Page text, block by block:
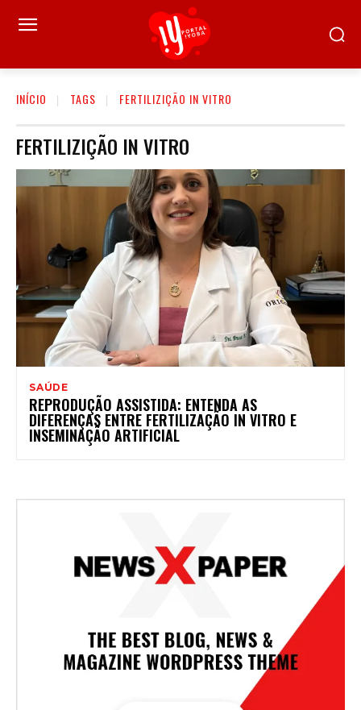
INÍCIO TAGS FERTILIZIÇÃO IN VITRO
FERTILIZIÇÃO IN VITRO
SAÚDE
REPRODUÇÃO ASSISTIDA: ENTENDA AS
DIFERENÇAS ENTRE FERTILIZAÇÃO IN VITRO E
INSEMINAÇÃO ARTIFICIAL